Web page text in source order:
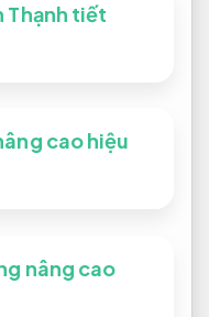
Thạnh tiết
cao hiệu
nâng cao